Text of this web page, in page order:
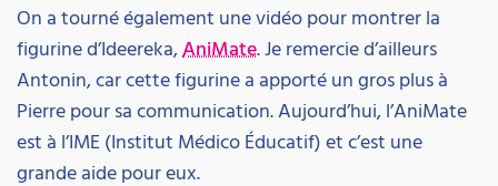
On a tourné également une vidéo pour montrer la
figurine d’Ideereka,AniMate. Je remercie d’ailleurs
Antonin, car cette figurine a apporté un gros plus à
Pierre pour sa communication. Aujourd’hui, l’AniMate
est à l’IME (Institut Médico Éducatif) et c’est une
grande aide pour eux.